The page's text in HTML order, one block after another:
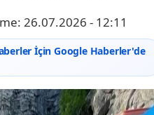
26.07.2026 - 12:11
İçin Google Haberler'de